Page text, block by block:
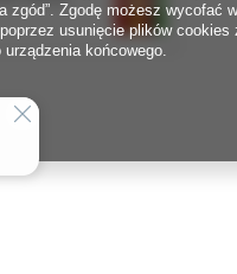
zgód”. Zgodę możesz wycofać w
usunięcie plików cookies
urządzenia końcowego.